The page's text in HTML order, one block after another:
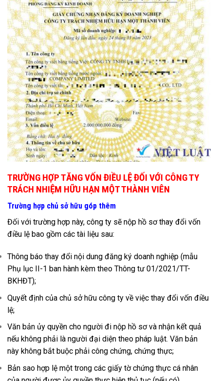
TRƯỜNG HỢP TĂNG VỐN ĐIỀU LỆ ĐỐI VỚI CÔNG TY
TRÁCH NHIỆM HỮU HẠN MỘT THÀNH VIÊN
Trường hợp chủ sở hữu góp thêm
Đối với trường hợp này, công ty sẽ nộp hồ sơ thay đổi vốn
điều lệ bao gồm các tài liệu sau:
Thông báo thay đổi nội dung đăng ký doanh nghiệp (mẫu
Phụ lục II-1 ban hành kèm theo Thông tư 01/2021/TT-
BKHĐT);
Quyết định của chủ sở hữu công ty về việc thay đổi vốn điều
lệ;
Văn bản ủy quyền cho người đi nộp hồ sơ và nhận kết quả
nếu không phải là người đại diện theo pháp luật. Văn bản
này không bắt buộc phải công chứng, chứng thực;
Bản sao hợp lệ một trong các giấy tờ chứng thực cá nhân